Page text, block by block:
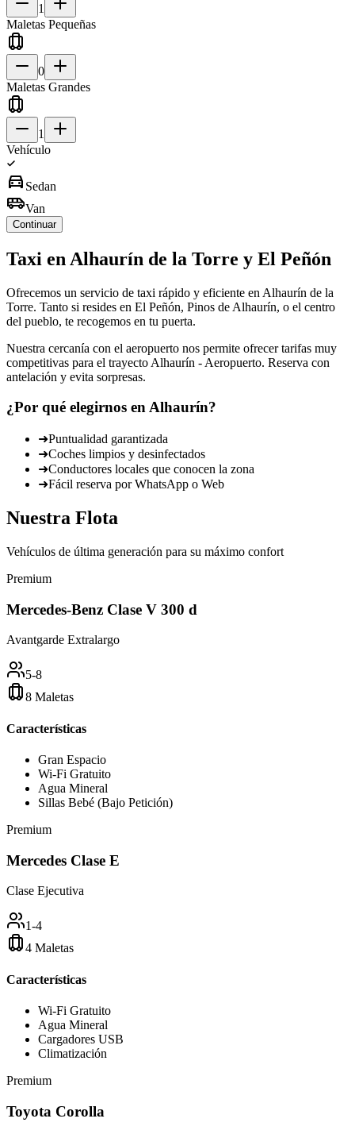
1
Maletas Pequeñas
0
Maletas Grandes
1
Vehículo
directions_car Sedan
airport_shuttleVan
Continuar
Taxi en Alhaurín de la Torre y El Peñón
Ofrecemos un servicio de taxi rápido y eficiente en Alhaurín de la
Torre. Tanto si resides en El Peñón, Pinos de Alhaurín, o el centro
del pueblo, te recogemos en tu puerta.
Nuestra cercanía con el aeropuerto nos permite ofrecer tarifas muy
competitivas para el trayecto Alhaurín - Aeropuerto. Reserva con
antelación y evita sorpresas.
¿Por qué elegirnos en Alhaurín?
➜Puntualidad garantizada
➜Coches limpios y desinfectados
➜Conductores locales que conocen la zona
➜Fácil reserva por WhatsApp o Web
Nuestra Flota
Vehículos de última generación para su máximo confort
Premium
Mercedes-Benz Clase V 300 d
Avantgarde Extralargo
5-8
8 Maletas
Características
Gran Espacio
Wi-Fi Gratuito
Agua Mineral
Sillas Bebé (Bajo Petición)
Premium
Mercedes Clase E
Clase Ejecutiva
1-4
4 Maletas
Características
Wi-Fi Gratuito
Agua Mineral
Cargadores USB
Climatización
Premium
Toyota Corolla